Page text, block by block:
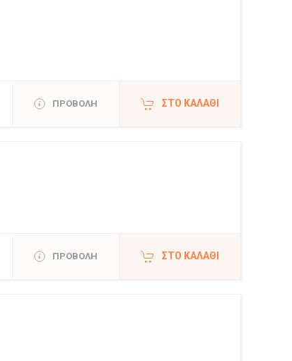
ΠΡΟΒΟΛΗ ΣΤΟ ΚΑΛΆΘΙ
ΠΡΟΒΟΛΗ ΣΤΟ ΚΑΛΆΘΙ